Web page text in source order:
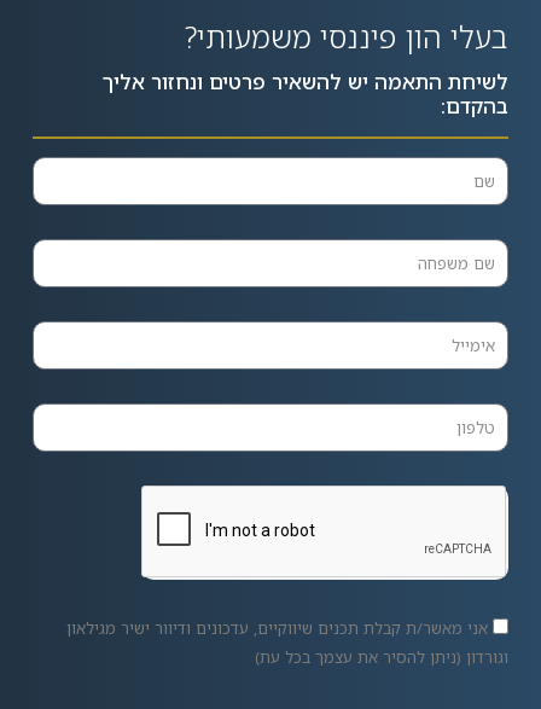
בעלי הון פיננסי משמעותי?
לשיחת התאמה יש להשאיר פרטים ונחזור אליך
בהקדם:
אני מאשר/ת קבלת תכנים שיווקיים, עדכונים ודיוור ישיר מגילאון
וגורדון (ניתן להסיר את עצמך בכל עת)